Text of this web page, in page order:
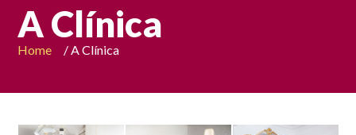
A Clínica
Home / A Clínica